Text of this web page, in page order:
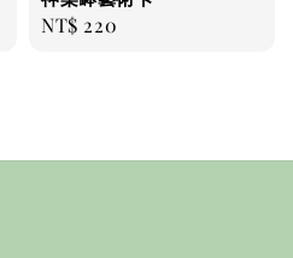
Regular
NT$ 220